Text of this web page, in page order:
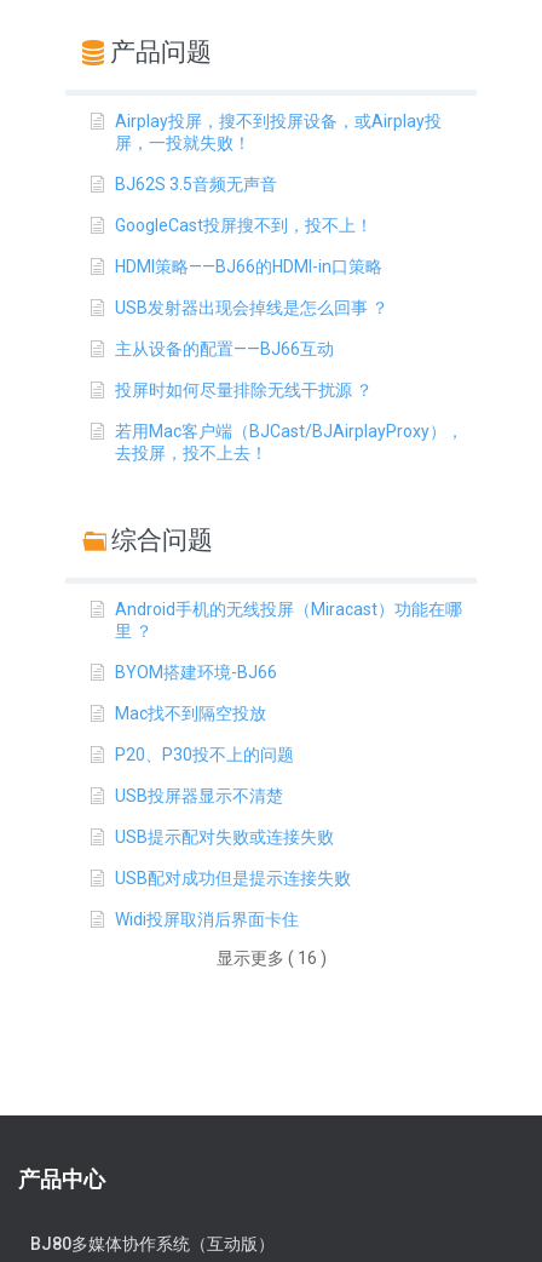
产品问题
Airplay投屏，搜不到投屏设备，或Airplay投
屏，一投就失败！
BJ62S 3.5音频无声音
GoogleCast投屏搜不到，投不上！
HDMI策略——BJ66的HDMI-in口策略
USB发射器出现会掉线是怎么回事 ？
主从设备的配置——BJ66互动
投屏时如何尽量排除无线干扰源 ？
若用Mac客户端（BJCast/BJAirplayProxy），
去投屏，投不上去！
综合问题
Android手机的无线投屏（Miracast）功能在哪
里 ？
BYOM搭建环境-BJ66
Mac找不到隔空投放
P20、P30投不上的问题
USB投屏器显示不清楚
USB提示配对失败或连接失败
USB配对成功但是提示连接失败
Widi投屏取消后界面卡住
显示更多 ( 16 )
产品中心
BJ80多媒体协作系统（互动版）